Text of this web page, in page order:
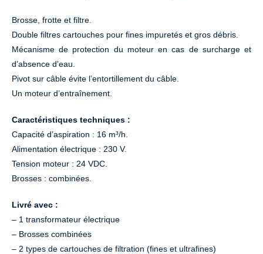
Brosse, frotte et filtre.
Double filtres cartouches pour fines impuretés et gros débris.
Mécanisme de protection du moteur en cas de surcharge et
d’absence d’eau.
Pivot sur câble évite l’entortillement du câble.
Un moteur d’entraînement.
Caractéristiques techniques :
Capacité d’aspiration : 16 m³/h.
Alimentation électrique : 230 V.
Tension moteur : 24 VDC.
Brosses : combinées.
Livré avec :
– 1 transformateur électrique
– Brosses combinées
– 2 types de cartouches de filtration (fines et ultrafines)